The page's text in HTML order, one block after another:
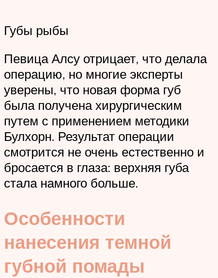
Губы рыбы
Певица Алсу отрицает, что делала
операцию, но многие эксперты
уверены, что новая форма губ
была получена хирургическим
путем с применением методики
Булхорн. Результат операции
смотрится не очень естественно и
бросается в глаза: верхняя губа
стала намного больше.
Особенности
нанесения темной
губной помады